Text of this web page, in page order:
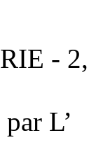
-
L’